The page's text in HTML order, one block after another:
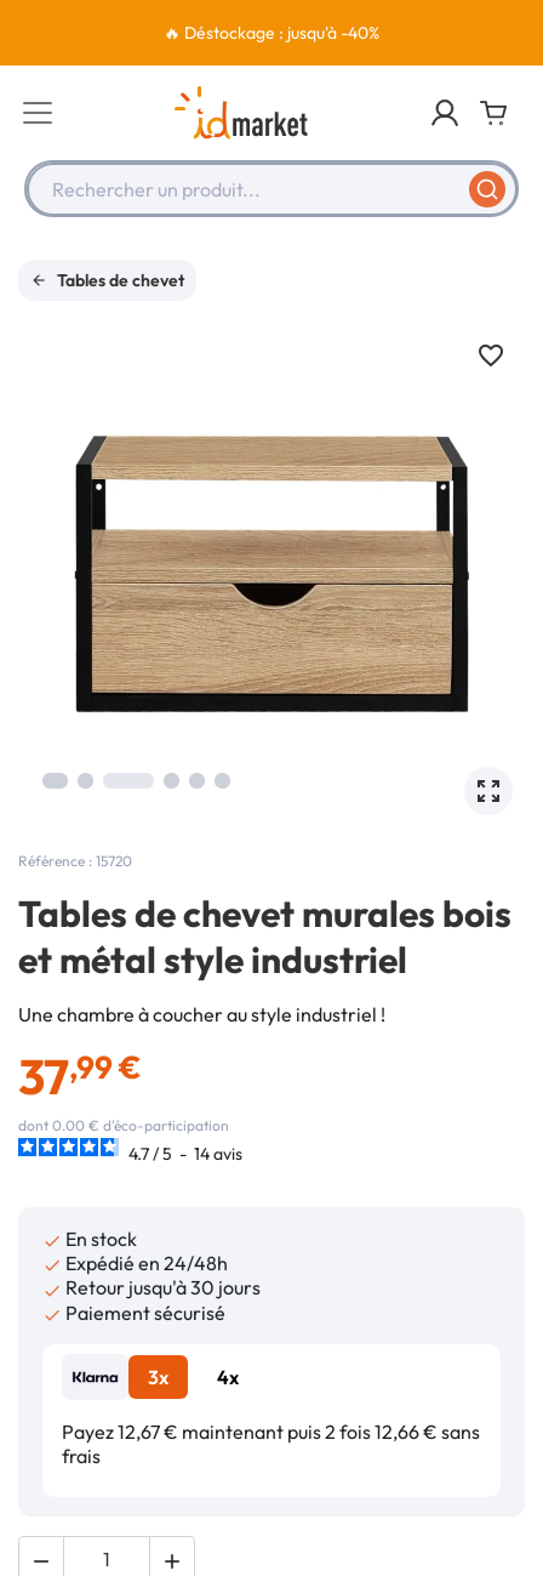
🔥 Déstockage : jusqu'à -40%
Rechercher un produit...
Tables de chevet
Référence : 15720
Tables de chevet murales bois
et métal style industriel
Une chambre à coucher au style industriel !
37,99 €
dont 0.00 € d'éco-participation
4.7/5 - 14avis
 En stock
 Expédié en 24/48h
 Retour jusqu'à 30 jours
 Paiement sécurisé
3x 4x
Payez 12,67 € maintenant puis 2 fois 12,66 € sans
frais
 
favorite_border